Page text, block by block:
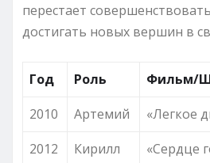
перестает
достигать новых вершин в
Год Роль
Фильм/
2010
Артемий
«Легкое
2012
Кирилл
«Сердце